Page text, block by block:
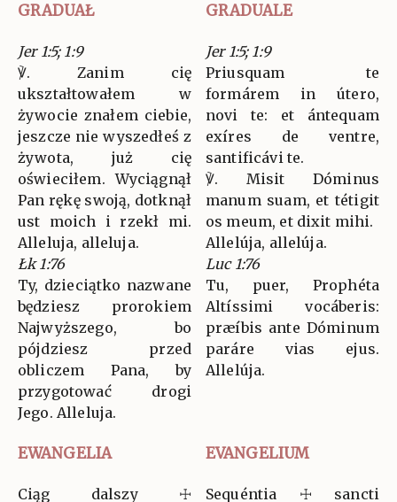
GRADUAŁ GRADUALE
Jer 1:5; 1:9
℣. Zanim cię
ukształtowałem w
żywocie znałem ciebie,
jeszcze nie wyszedłeś z
żywota, już cię
oświeciłem. Wyciągnął
Pan rękę swoją, dotknął
ust moich i rzekł mi.
Alleluja, alleluja.
Łk 1:76
Ty, dzieciątko nazwane
będziesz prorokiem
Najwyższego, bo
pójdziesz przed
obliczem Pana, by
przygotować drogi
Jego. Alleluja.
Jer 1:5; 1:9
Priusquam te
formárem in útero,
novi te: et ántequam
exíres de ventre,
santificávi te.
℣. Misit Dóminus
manum suam, et tétigit
os meum, et dixit mihi.
Allelúja, allelúja.
Luc 1:76
Tu, puer, Prophéta
Altíssimi vocáberis:
præíbis ante Dóminum
paráre vias ejus.
Allelúja.
EWANGELIA EVANGELIUM
Ciąg dalszy ☩ Sequéntia ☩ sancti